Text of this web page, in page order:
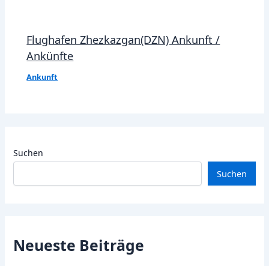
Flughafen Zhezkazgan(DZN) Ankunft /
Ankünfte
Ankunft
Suchen
Suchen
Neueste Beiträge